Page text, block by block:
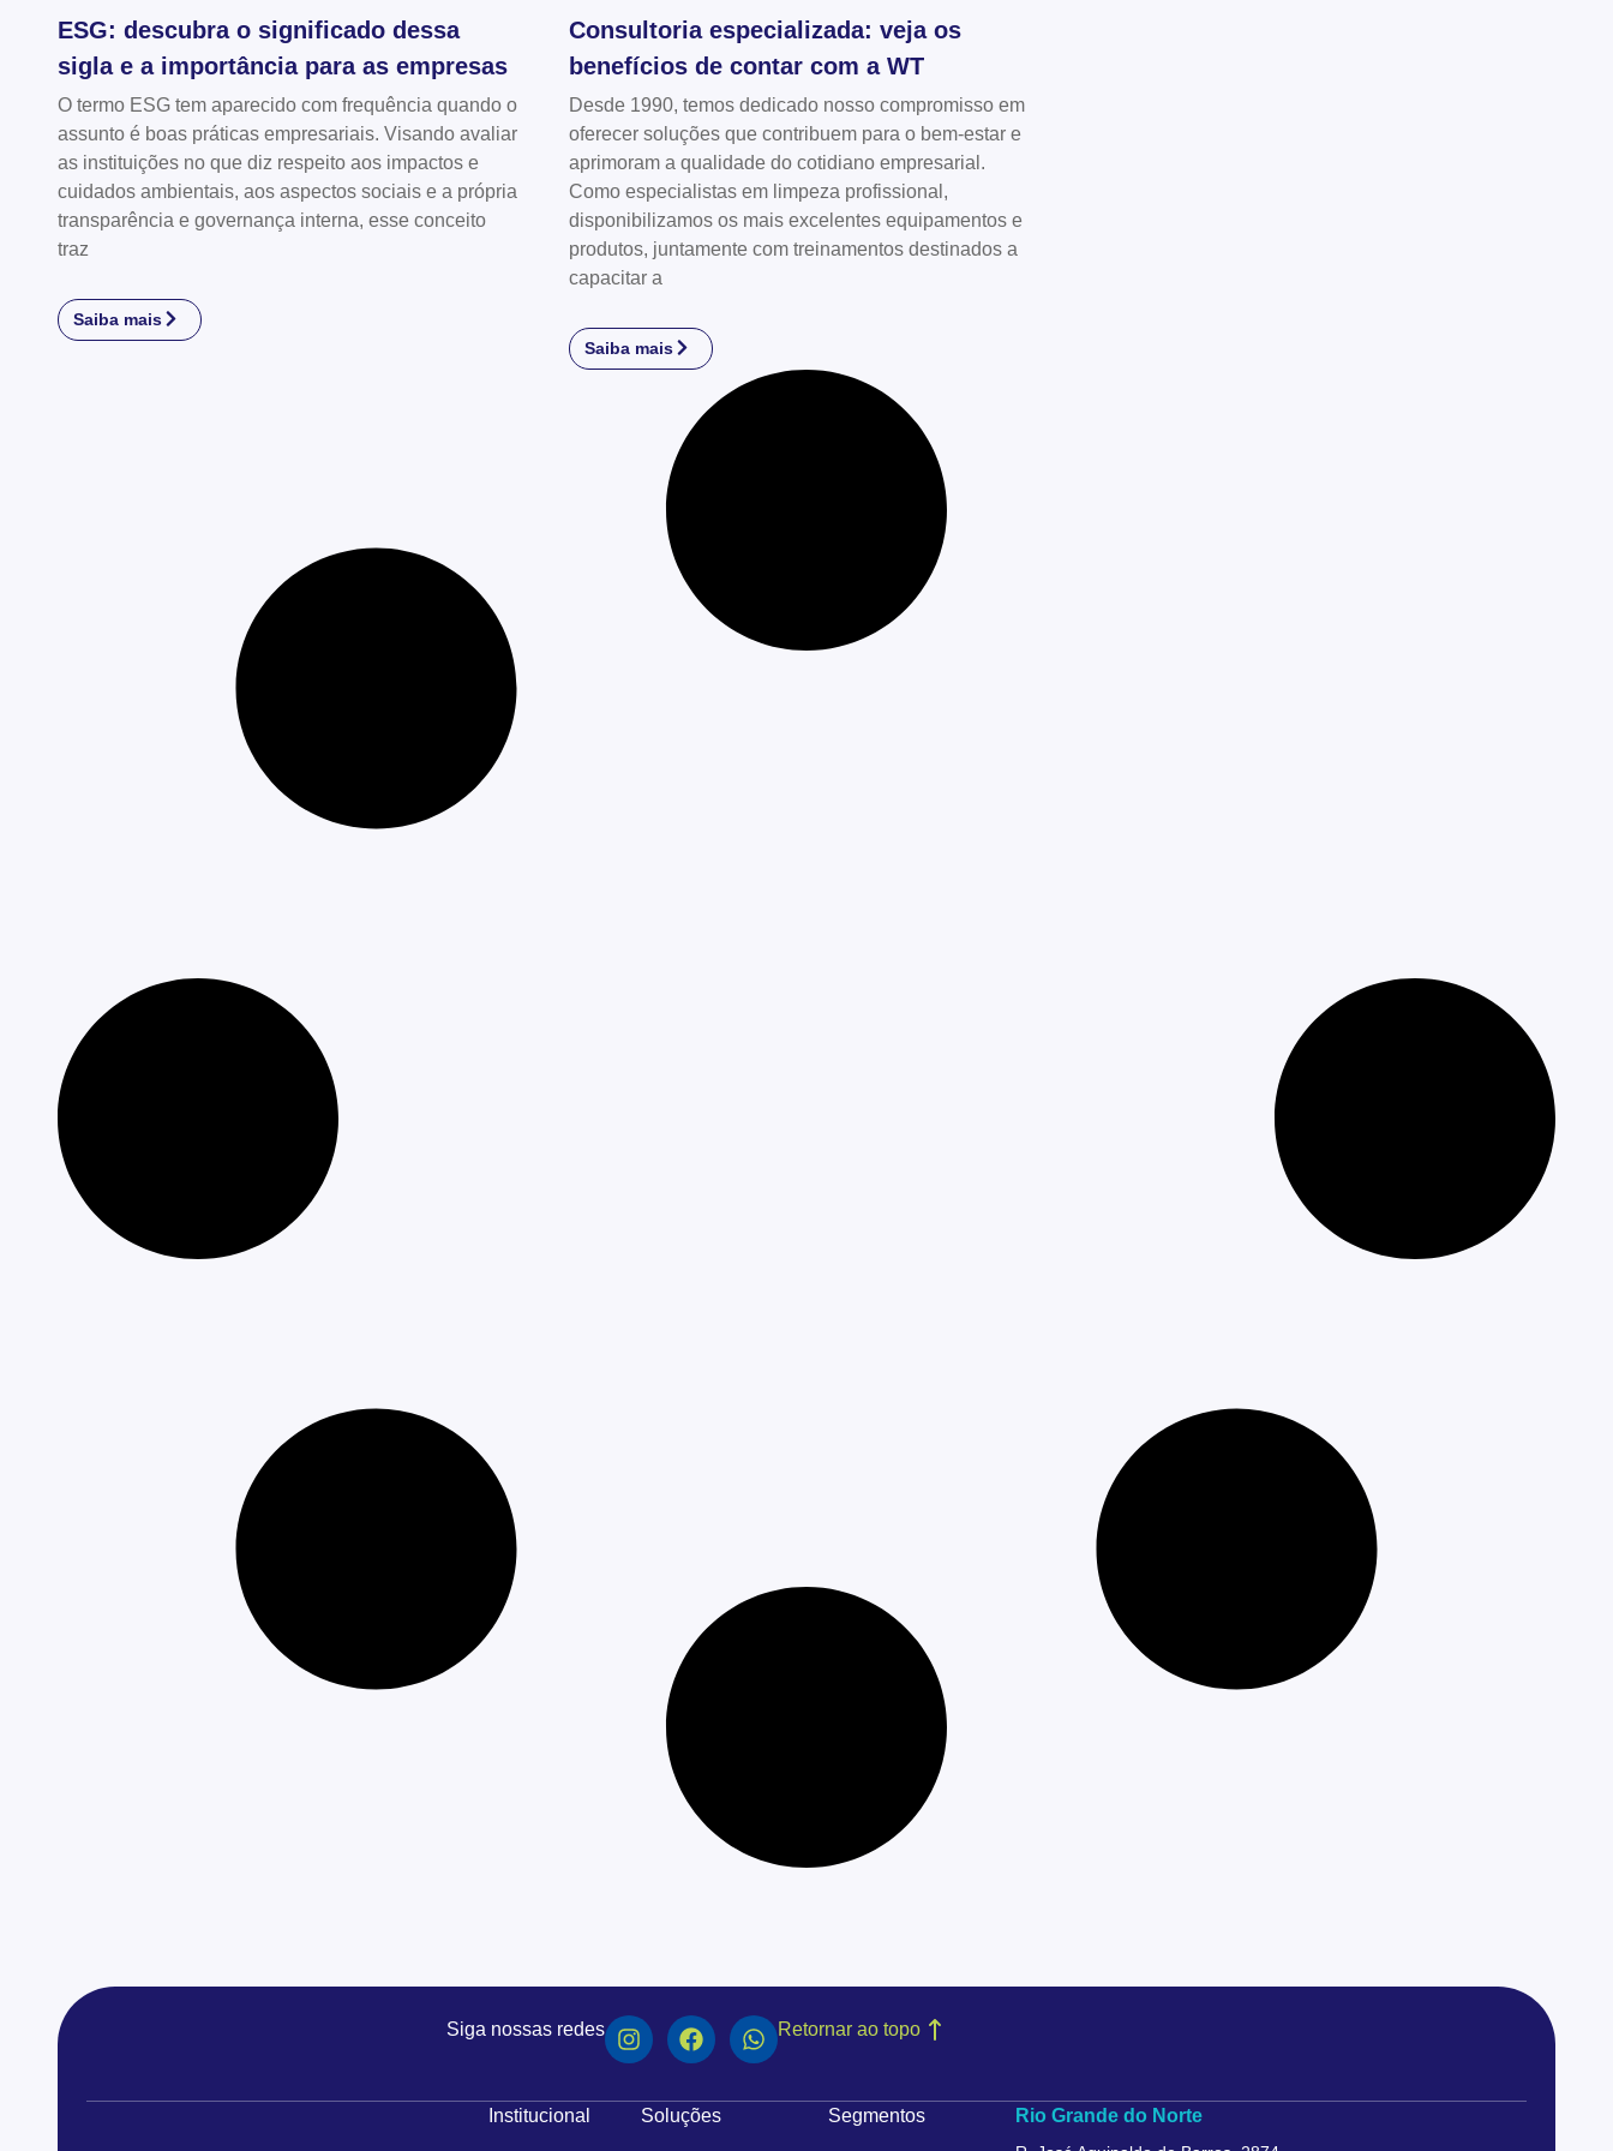
ESG: descubra o significado dessa
sigla e a importância para as empresas
O termo ESG tem aparecido com frequência quando o
assunto é boas práticas empresariais. Visando avaliar
as instituições no que diz respeito aos impactos e
cuidados ambientais, aos aspectos sociais e a própria
transparência e governança interna, esse conceito
traz
Saiba mais
Consultoria especializada: veja os
benefícios de contar com a WT
Desde 1990, temos dedicado nosso compromisso em
oferecer soluções que contribuem para o bem-estar e
aprimoram a qualidade do cotidiano empresarial.
Como especialistas em limpeza profissional,
disponibilizamos os mais excelentes equipamentos e
produtos, juntamente com treinamentos destinados a
capacitar a
Saiba mais
Siga nossas redes Retornar ao topo
Institucional Soluções Segmentos Rio Grande do Norte